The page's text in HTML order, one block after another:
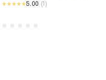
5.00 (1)